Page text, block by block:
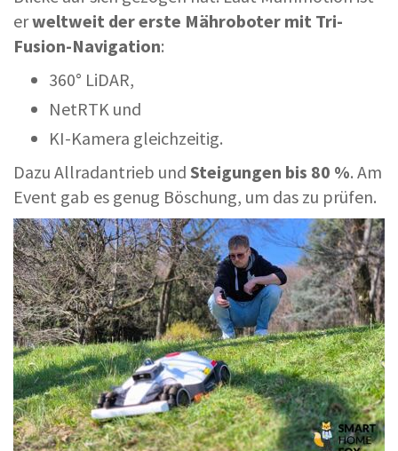
erweltweit der erste Mähroboter mit Tri-
Fusion-Navigation:
360° LiDAR,
NetRTK und
KI-Kamera gleichzeitig.
Dazu Allradantrieb und Steigungen bis 80 %. Am
Event gab es genug Böschung, um das zu prüfen.